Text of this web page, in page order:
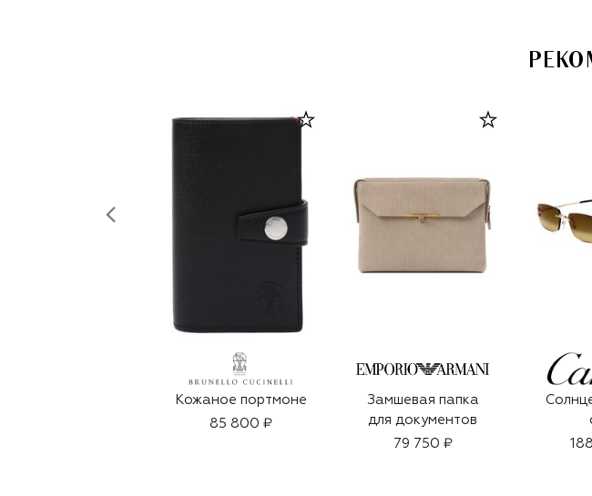
Кожаное портмоне
85 800 ₽
Замшевая папка
для документов
79 750 ₽